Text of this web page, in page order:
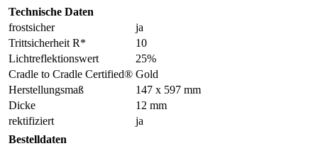
Technische Daten
frostsicher
ja
Trittsicherheit R*
10
Lichtreflektionswert
25%
Cradle to Cradle Certified® Gold
Herstellungsmaß
147 x 597 mm
Dicke
12 mm
rektifiziert
ja
Bestelldaten